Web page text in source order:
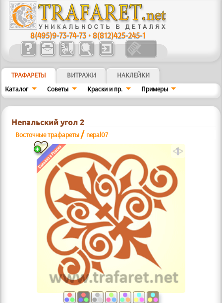
8(495)9-73-74-73 •8(812)425-245-1
ТРАФАРЕТЫ ВИТРАЖИ
НАКЛЕЙКИ
Каталог
Советы Краски и пр. Примеры
Непальский угол 2
Восточные трафареты / nepal07
a